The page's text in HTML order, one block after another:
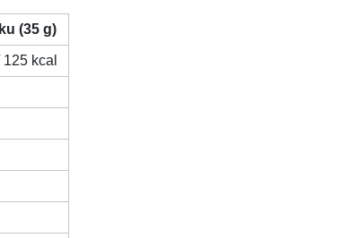
(35 g)
kcal